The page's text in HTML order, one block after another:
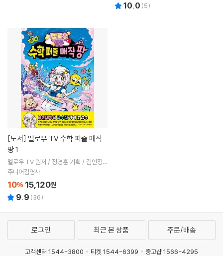
10.0 (5)
[도서]
팡 1
멜로우 TV 원저 / 정경훈 기획 / 김언정
글 / 김덕영 그림 / 박종일 감수
주니어김영사
10% 15,120원
9.9 (36)
로그인 최근 본 상품 주문/배송
고객센터 1544-3800 티켓 1544-6399 중고샵 1566-4295